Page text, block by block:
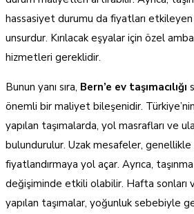
hassasiyet durumu da fiyatları
unsurdur. Kırılacak eşyalar için özel
hizmetleri gereklidir.
Bunun yanı sıra, Bern’e ev taşımacılığı
önemli bir maliyet bileşenidir.
yapılan taşımalarda, yol masrafları ve
bulundurulur. Uzak mesafeler,
fiyatlandırmaya yol açar. Ayrıca,
değişiminde etkili olabilir. Hafta
yapılan taşımalar, yoğunluk sebebiyle